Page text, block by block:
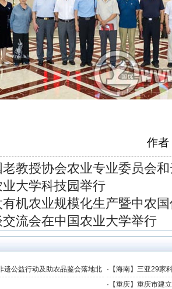
作
老教授协会农业专业委员会
大学科技园举行
机农业规模化生产暨中农
流会在中国农业大学举行
遗公益行动及助农品鉴会落地北
· 【海南】三亚29家
· 【重庆】重庆市建